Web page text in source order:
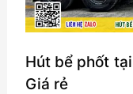
Rẻ
Hút bể phốt
Giá rẻ